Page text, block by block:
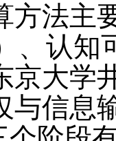
方法主
、认
京大学
与信息